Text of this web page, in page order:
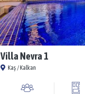
Villa Nevra 1
Kaş / Kalkan